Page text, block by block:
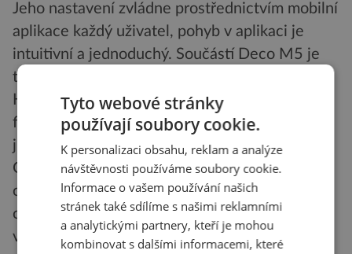
Jeho nastavení zvládne prostřednictvím mobilní
aplikace každý uživatel, pohyb v aplikaci je
intuitivní a jednoduchý. Součástí Deco M5 je
také
HomeCare™, jenž byl vyvinut ve spolupráci s
firmou Trend Micro™ a jehož součástí je mimo
jiné i antivirové řešení a řízení kvality služeb
QoS. Pokročilá rodičovská kontrola pak dokáže
omezit čas trávený online a blokovat nevhodný
obsah díky specifickým profilům, které lze
vytvořit zvlášť pro každého člena rodiny.
Tyto webové stránky
používají soubory cookie.
K personalizaci obsahu, reklam a analýze
návštěvnosti používáme soubory cookie.
Informace o vašem používání našich
stránek také sdílíme s našimi reklamními
a analytickými partnery, kteří je mohou
kombinovat s dalšími informacemi, které